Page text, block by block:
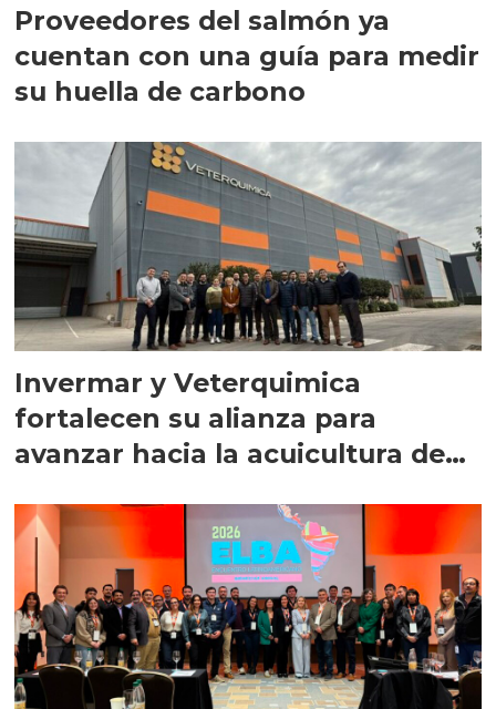
Proveedores del salmón ya
cuentan con una guía para medir
su huella de carbono
Invermar y Veterquimica
fortalecen su alianza para
avanzar hacia la acuicultura de